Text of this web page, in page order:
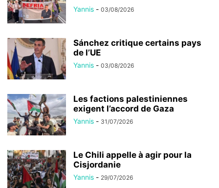
Yannis - 03/08/2026
Sánchez critique certains pays
de l’UE
Yannis - 03/08/2026
Les factions palestiniennes
exigent l’accord de Gaza
Yannis - 31/07/2026
Le Chili appelle à agir pour la
Cisjordanie
Yannis - 29/07/2026